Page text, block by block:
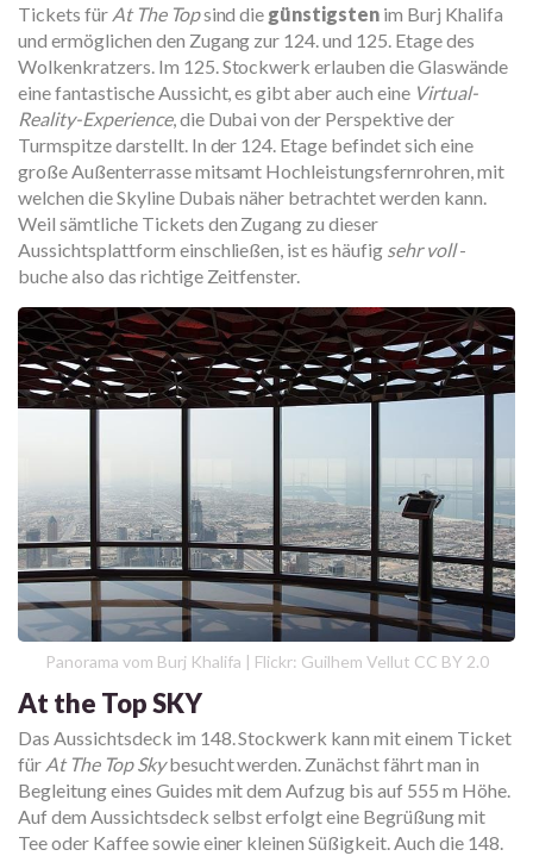
Tickets für At The Topsind die günstigsten im Burj Khalifa
und ermöglichen den Zugang zur 124. und 125. Etage des
Wolkenkratzers. Im 125. Stockwerk erlauben die Glaswände
eine fantastische Aussicht, es gibt aber auch eine Virtual-
Reality-Experience, die Dubai von der Perspektive der
Turmspitze darstellt. In der 124. Etage befindet sich eine
große Außenterrasse mitsamt Hochleistungsfernrohren, mit
welchen die Skyline Dubais näher betrachtet werden kann.
Weil sämtliche Tickets den Zugang zu dieser
Aussichtsplattform einschließen, ist es häufig sehr voll-
buche also das richtige Zeitfenster.
Panorama vom Burj Khalifa | Flickr: Guilhem Vellut CC BY 2.0
At the Top SKY
Das Aussichtsdeck im 148. Stockwerk kann mit einem Ticket
für At The Top Skybesucht werden. Zunächst fährt man in
Begleitung eines Guides mit dem Aufzug bis auf 555 m Höhe.
Auf dem Aussichtsdeck selbst erfolgt eine Begrüßung mit
Tee oder Kaffee sowie einer kleinen Süßigkeit. Auch die 148.